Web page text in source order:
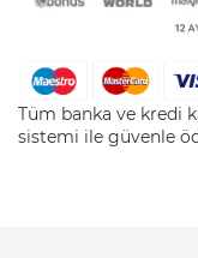
Tüm banka ve kredi
sistemi ile güvenle